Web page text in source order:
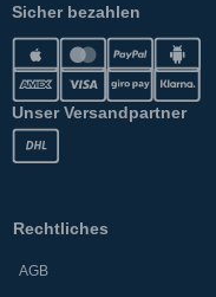
Sicher bezahlen
Unser Versandpartner
Rechtliches
AGB